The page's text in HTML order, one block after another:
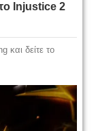
Injustice 2
και δείτε το